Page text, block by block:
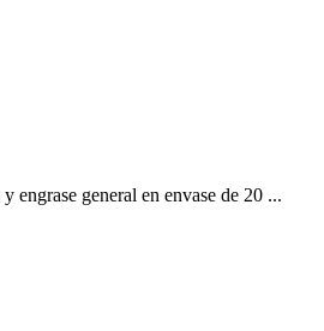
engrase general en envase de 20 ...